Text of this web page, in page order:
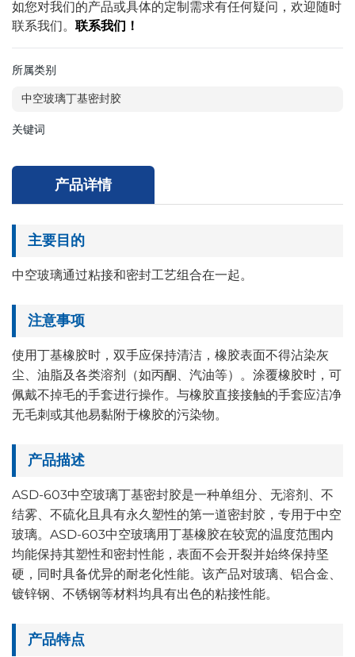
产品详情
主要目的
中空玻璃通过粘接和密封工艺组合在一起。
注意事项
使用丁基橡胶时，双手应保持清洁，橡胶表面不得沾染灰
尘、油脂及各类溶剂（如丙酮、汽油等）。涂覆橡胶时，可
佩戴不掉毛的手套进行操作。与橡胶直接接触的手套应洁净
无毛刺或其他易黏附于橡胶的污染物。
产品描述
ASD-603中空玻璃丁基密封胶是一种单组分、无溶剂、不
结雾、不硫化且具有永久塑性的第一道密封胶，专用于中空
玻璃。ASD-603中空玻璃用丁基橡胶在较宽的温度范围内
均能保持其塑性和密封性能，表面不会开裂并始终保持坚
硬，同时具备优异的耐老化性能。该产品对玻璃、铝合金、
镀锌钢、不锈钢等材料均具有出色的粘接性能。
产品特点
如您对我们的产品或具体的定制需求有任何疑问，欢迎随时
联系我们。 联系我们！
所属类别
中空玻璃丁基密封胶
关键词